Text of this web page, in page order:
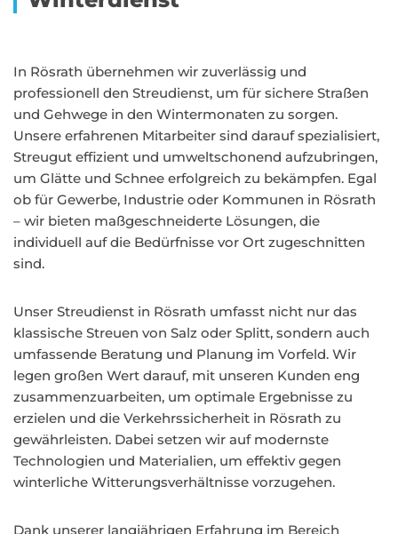
In Rösrath übernehmen wir zuverlässig und
professionell den Streudienst, um für sichere Straßen
und Gehwege in den Wintermonaten zu sorgen.
Unsere erfahrenen Mitarbeiter sind darauf spezialisiert,
Streugut effizient und umweltschonend aufzubringen,
um Glätte und Schnee erfolgreich zu bekämpfen. Egal
ob für Gewerbe, Industrie oder Kommunen in Rösrath
– wir bieten maßgeschneiderte Lösungen, die
individuell auf die Bedürfnisse vor Ort zugeschnitten
sind.
Unser Streudienst in Rösrath umfasst nicht nur das
klassische Streuen von Salz oder Splitt, sondern auch
umfassende Beratung und Planung im Vorfeld. Wir
legen großen Wert darauf, mit unseren Kunden eng
zusammenzuarbeiten, um optimale Ergebnisse zu
erzielen und die Verkehrssicherheit in Rösrath zu
gewährleisten. Dabei setzen wir auf modernste
Technologien und Materialien, um effektiv gegen
winterliche Witterungsverhältnisse vorzugehen.
Dank unserer langjährigen Erfahrung im Bereich